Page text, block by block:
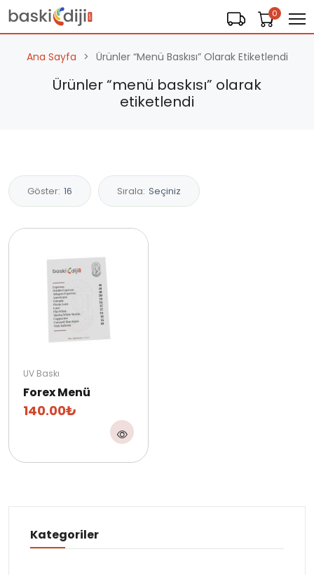
0
Ana Sayfa Ürünler “menü Baskısı” Olarak Etiketlendi
Ürünler “menü baskısı” olarak
etiketlendi
Göster: 16 Sırala: Seçiniz
UV Baskı
Forex Menü
140.00₺
Kategoriler